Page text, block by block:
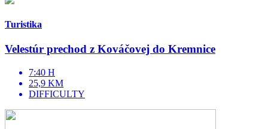
Turistika
Velestúr prechod z Kováčovej do Kremnice
7:40 H
25,9 KM
DIFFICULTY